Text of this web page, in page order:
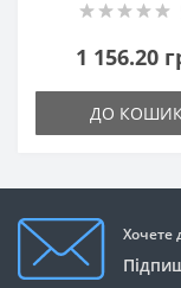
1 156.20
ДО
Хочете